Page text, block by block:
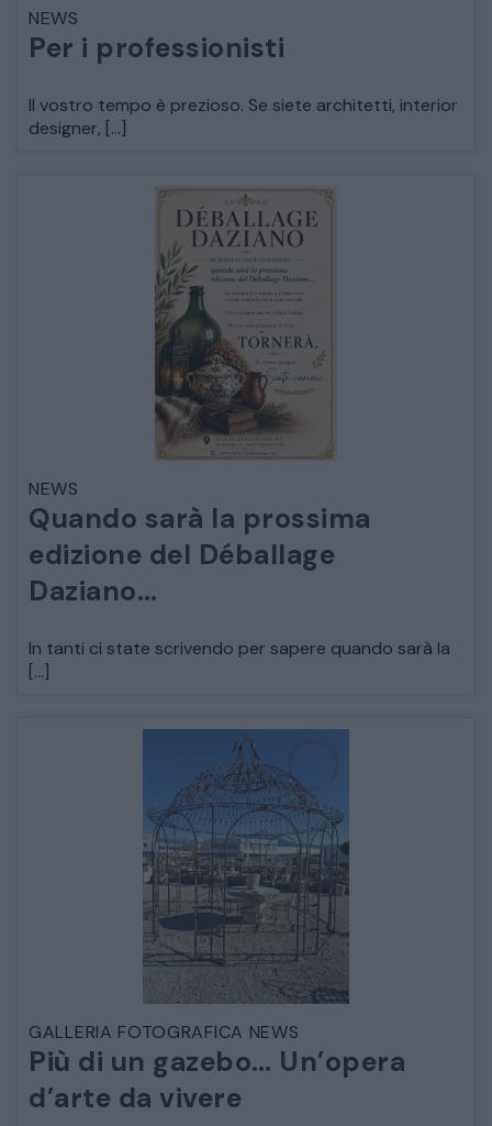
COMÒ E COMODINI
TAVOLI TAVOLINI CONSOLE
SEDIE POLTRONE DIVANI
CREDENZE – DOPPI CORPI – BUFFET
SALE DA PRANZO – STUDIO UFFICIO
ARREDO DA GIARDINO
DECORAZIONI OGGETTISTICA ILLUMINAZIONE
MATERIALI E STRUTTURE
MODERNARIATO
STILI ED ESPOSIZIONE
STRUMENTI MUSICALI
VEICOLI D’EPOCA
NEWS
Per i professionisti
Il vostro tempo è prezioso. Se siete architetti, interior
designer, […]
NEWS
Quando sarà la prossima
edizione del Déballage
Daziano…
In tanti ci state scrivendo per sapere quando sarà la
[…]
GALLERIA FOTOGRAFICA NEWS
Più di un gazebo… Un’opera
d’arte da vivere